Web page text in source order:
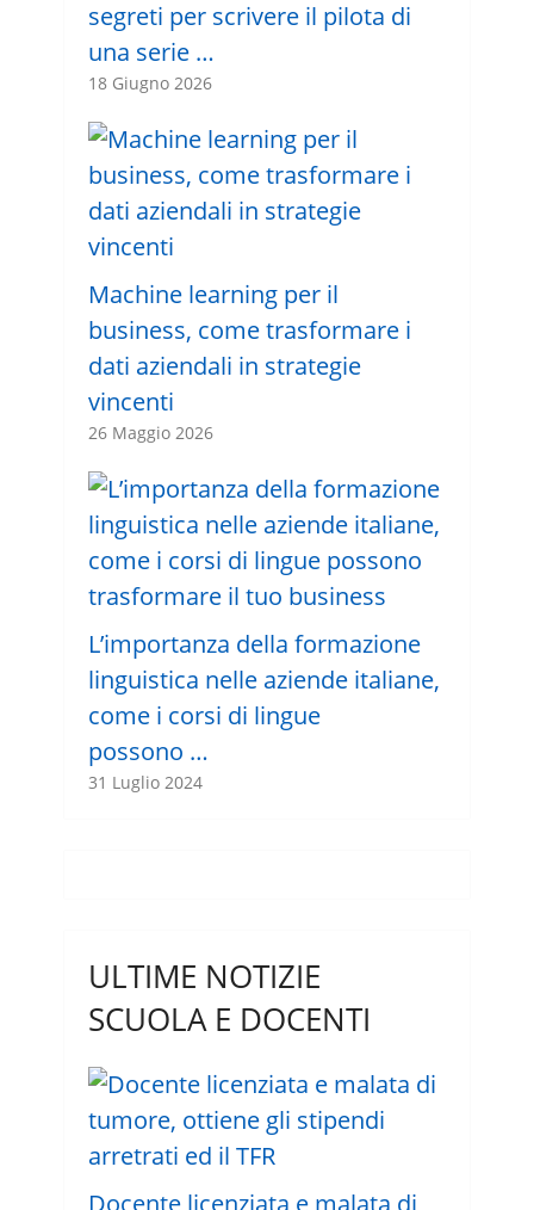
segreti per scrivere il pilota di
una serie …
18 Giugno 2026
Machine learning per il
business, come trasformare i
dati aziendali in strategie
vincenti
26 Maggio 2026
L’importanza della formazione
linguistica nelle aziende italiane,
come i corsi di lingue
possono …
31 Luglio 2024
ULTIME NOTIZIE
SCUOLA E DOCENTI
Docente licenziata e malata di